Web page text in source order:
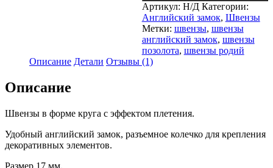
Артикул: Н/Д Категории:
Английский замок, Швензы
Метки: швензы, швензы
английский замок, швензы
позолота, швензы родий
Описание Детали Отзывы (1)
Описание
Швензы в форме круга с эффектом плетения.
Удобный английский замок, разъемное колечко для крепления
декоративных элементов.
Размер 17 мм.